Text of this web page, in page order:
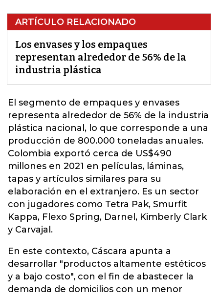
ARTÍCULO RELACIONADO
Los envases y los empaques
representan alrededor de 56% de la
industria plástica
El segmento de empaques y envases
representa alrededor de 56% de la industria
plástica nacional, lo que corresponde a una
producción de 800.000 toneladas anuales.
Colombia exportó cerca de US$490
millones en 2021 en películas, láminas,
tapas y artículos similares para su
elaboración en el extranjero. Es un sector
con jugadores como Tetra Pak, Smurfit
Kappa, Flexo Spring, Darnel, Kimberly Clark
y Carvajal .
En este contexto, Cáscara apunta a
desarrollar "productos altamente estéticos
y a bajo costo", con el fin de abastecer la
demanda de domicilios con un menor